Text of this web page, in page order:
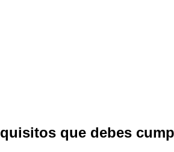
que debes